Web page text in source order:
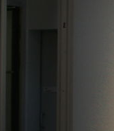
Skip to main content